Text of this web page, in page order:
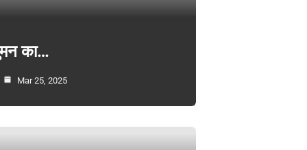
का…
Mar 25, 2025